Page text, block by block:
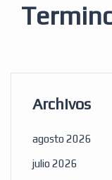
Archivos
agosto 2026
julio 2026